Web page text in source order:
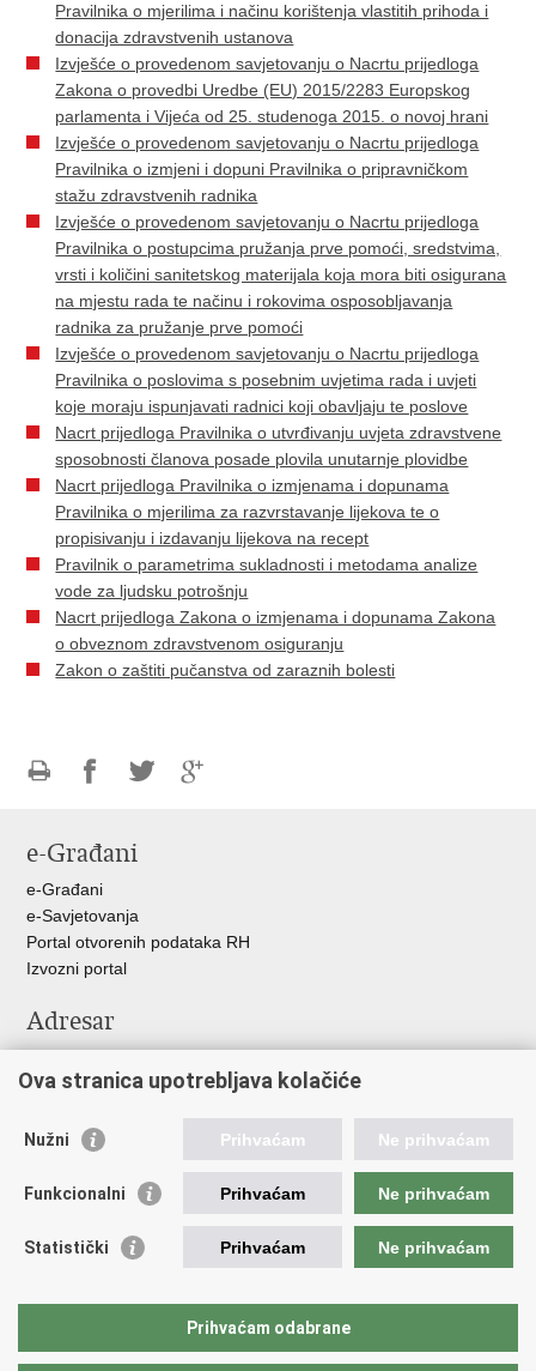
Pravilnika o mjerilima i načinu korištenja vlastitih prihoda i
donacija zdravstvenih ustanova
Izvješće o provedenom savjetovanju o Nacrtu prijedloga
Zakona o provedbi Uredbe (EU) 2015/2283 Europskog
parlamenta i Vijeća od 25. studenoga 2015. o novoj hrani
Izvješće o provedenom savjetovanju o Nacrtu prijedloga
Pravilnika o izmjeni i dopuni Pravilnika o pripravničkom
stažu zdravstvenih radnika
Izvješće o provedenom savjetovanju o Nacrtu prijedloga
Pravilnika o postupcima pružanja prve pomoći, sredstvima,
vrsti i količini sanitetskog materijala koja mora biti osigurana
na mjestu rada te načinu i rokovima osposobljavanja
radnika za pružanje prve pomoći
Izvješće o provedenom savjetovanju o Nacrtu prijedloga
Pravilnika o poslovima s posebnim uvjetima rada i uvjeti
koje moraju ispunjavati radnici koji obavljaju te poslove
Nacrt prijedloga Pravilnika o utvrđivanju uvjeta zdravstvene
sposobnosti članova posade plovila unutarnje plovidbe
Nacrt prijedloga Pravilnika o izmjenama i dopunama
Pravilnika o mjerilima za razvrstavanje lijekova te o
propisivanju i izdavanju lijekova na recept
Pravilnik o parametrima sukladnosti i metodama analize
vode za ljudsku potrošnju
Nacrt prijedloga Zakona o izmjenama i dopunama Zakona
o obveznom zdravstvenom osiguranju
Zakon o zaštiti pučanstva od zaraznih bolesti
FacebookuTwitteru
e-Građani
e-Građani
e-Savjetovanja
Portal otvorenih podataka RH
Izvozni portal
Adresar
Adresar tijela javne vlasti
Popis dužnosnika u RH
Važne poveznice
Agencija za lijekove i medicinske proizvode
Hrvatski zavod za javno zdravstvo
Hrvatski zavod za hitnu medicinu
Ova stranica upotrebljava kolačiće
Nužni Prihvaćam Ne prihvaćam
Funkcionalni Prihvaćam Ne prihvaćam
Statistički Prihvaćam Ne prihvaćam
Prihvaćam odabrane